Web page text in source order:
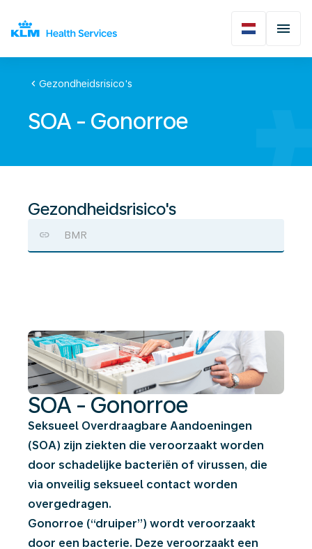
chevron_left Gezondheidsrisico's
SOA - Gonorroe
Gezondheidsrisico's
BMR
SOA
SOA - Gonorroe
Seksueel Overdraagbare Aandoeningen
(SOA) zijn ziekten die veroorzaakt worden
door schadelijke bacteriën of virussen, die
via onveilig seksueel contact worden
overgedragen.
Gonorroe (“druiper”) wordt veroorzaakt
door een bacterie. Deze veroorzaakt een